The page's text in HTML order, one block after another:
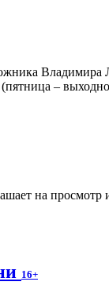
–
на просмотр
16+